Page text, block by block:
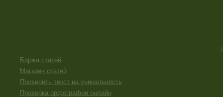
Биржа статей
Магазин статей
Проверить текст на уникальность
Проверка орфографии онлайн